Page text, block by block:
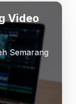
Video
Semarang